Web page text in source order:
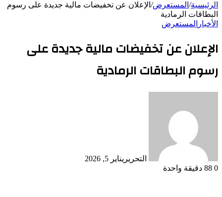
الرئيسية/ المستعرض/ الإعلان عن تخفيضات مالية جديدة على رسوم
البطاقات الرمادية
الأخبار المستعرض
الإعلان عن تخفيضات مالية جديدة على
رسوم البطاقات الرمادية
التحرير يناير 5, 2026
0
دقيقة واحدة